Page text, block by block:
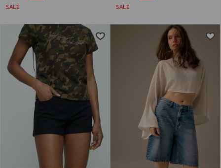
SALE SALE